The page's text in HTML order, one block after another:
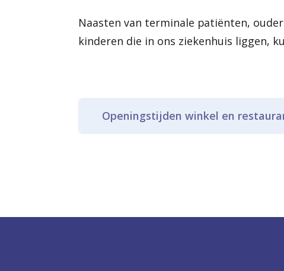
Naasten van terminale patiënten,
kinderen die in ons ziekenhuis liggen,
Openingstijden winkel en